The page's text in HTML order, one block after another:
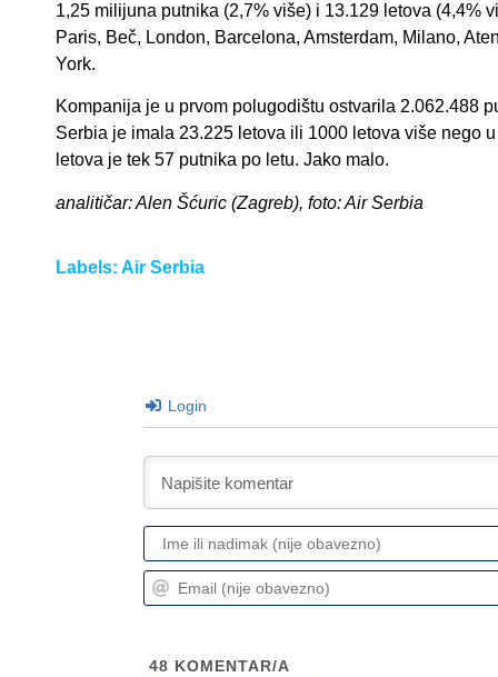
1,25 milijuna putnika (2,7% više) i 13.129 letova (4,4%
Paris, Beč, London, Barcelona, Amsterdam, Milano,
York.
Kompanija je u prvom polugodištu ostvarila 2.062.488
Serbia je imala 23.225 letova ili 1000 letova više nego
letova je tek 57 putnika po letu. Jako malo.
analitičar: Alen Šćuric (Zagreb), foto: Air Serbia
Labels: Air Serbia
Login
48 KOMENTAR/A